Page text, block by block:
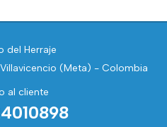
del Herraje
Villavicencio (Meta) - Colombia
al cliente